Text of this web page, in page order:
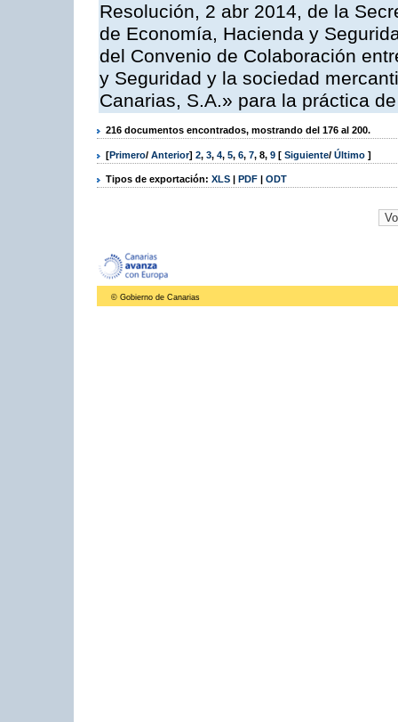
Resolución, 2 abr 2014, de la
de Economía, Hacienda y
del Convenio de Colaboración
y Seguridad y la sociedad
Canarias, S.A.» para la práctica
216 documentos encontrados, mostrando del 176 al 200.
[Primero/ Anterior] 2, 3, 4, 5, 6, 7, 8, 9 [ Siguiente/ Último ]
Tipos de exportación: XLS | PDF | ODT
© Gobierno de Canarias